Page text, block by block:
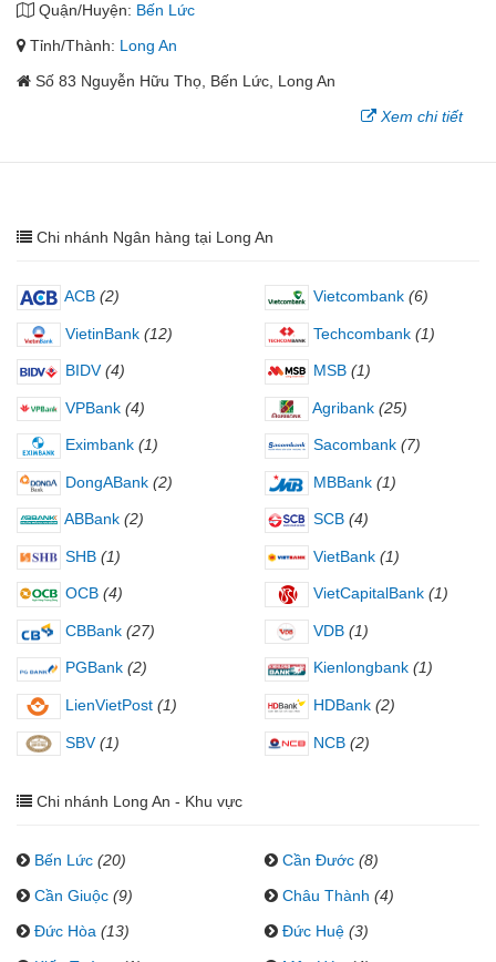
Quận/Huyện: Bến Lức
Tỉnh/Thành: Long An
Số 83 Nguyễn Hữu Thọ, Bến Lức, Long An
Xem chi tiết
Chi nhánh Ngân hàng tại Long An
ACB (2) Vietcombank (6)
VietinBank (12) Techcombank (1)
BIDV (4) MSB (1)
VPBank (4) Agribank (25)
Eximbank (1) Sacombank (7)
DongABank (2) MBBank (1)
ABBank (2) SCB (4)
SHB (1) VietBank (1)
OCB (4) VietCapitalBank (1)
CBBank (27) VDB (1)
PGBank (2) Kienlongbank (1)
LienVietPost (1) HDBank (2)
SBV (1) NCB (2)
Chi nhánh Long An - Khu vực
Bến Lức (20) Cần Đước (8)
Cần Giuộc (9) Châu Thành (4)
Đức Hòa (13) Đức Huệ (3)